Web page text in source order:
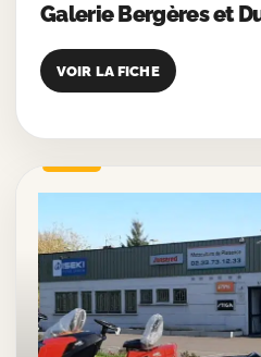
Galerie Bergères et
VOIR LA FICHE